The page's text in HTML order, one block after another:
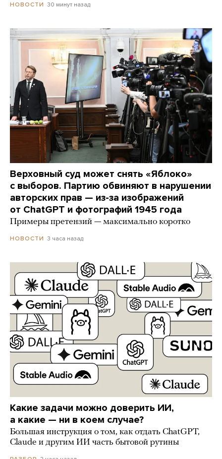
НОВОСТИ 30 минут назад
Верховный суд может снять «Яблоко»
с выборов. Партию обвиняют в нарушении
авторских прав — из-за изображений
от ChatGPT и фотографий 1945 года
Примеры претензий — максимально коротко
НОВОСТИ 3 часа назад
Какие задачи можно доверить ИИ,
а какие — ни в коем случае?
Большая инструкция о том, как отдать ChatGPT,
Claude и другим ИИ часть бытовой рутины